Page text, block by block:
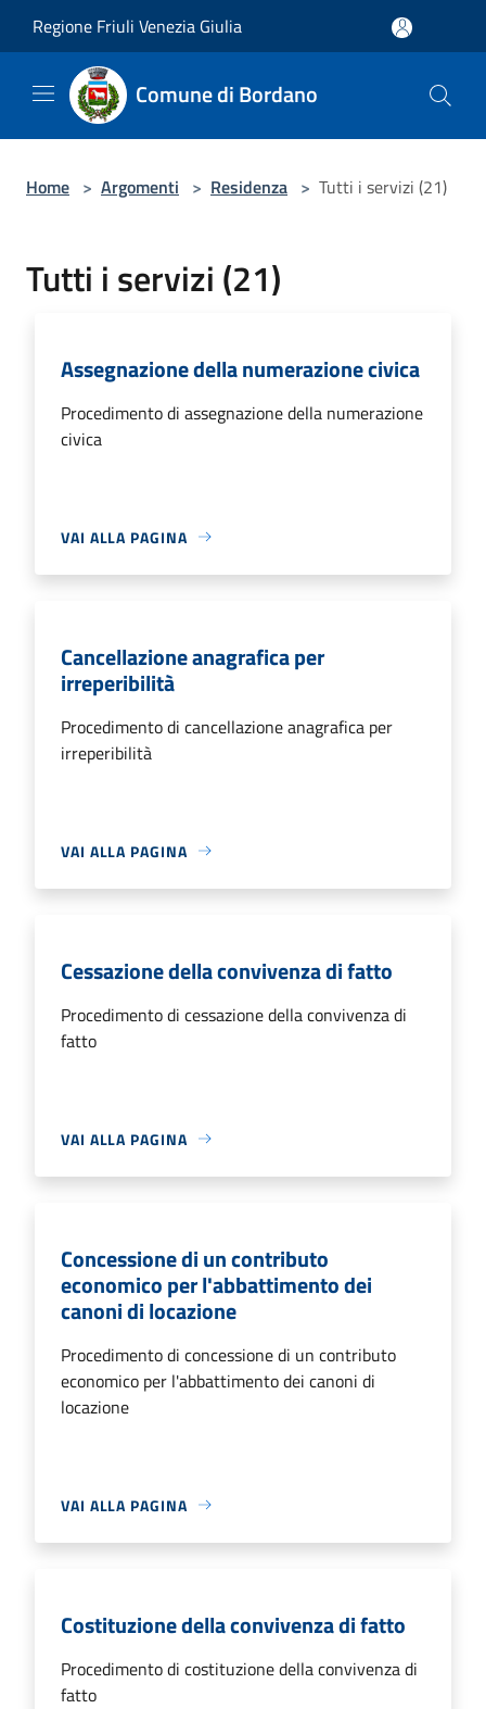
Regione Friuli Venezia Giulia
Comune di Bordano
Home > Argomenti > Residenza > Tutti i servizi (21)
Tutti i servizi (21)
Assegnazione della numerazione civica
Procedimento di assegnazione della numerazione
civica
VAI ALLA PAGINA
Cancellazione anagrafica per
irreperibilità
Procedimento di cancellazione anagrafica per
irreperibilità
VAI ALLA PAGINA
Cessazione della convivenza di fatto
Procedimento di cessazione della convivenza di
fatto
VAI ALLA PAGINA
Concessione di un contributo
economico per l'abbattimento dei
canoni di locazione
Procedimento di concessione di un contributo
economico per l'abbattimento dei canoni di
locazione
VAI ALLA PAGINA
Costituzione della convivenza di fatto
Procedimento di costituzione della convivenza di
fatto